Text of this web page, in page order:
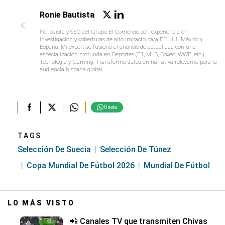
Ronie Bautista
Periodista y SEO del Grupo El Comercio con experiencia en
investigación y coberturas de alto impacto para EE. UU., México y
España. Mi expertise fusiona el análisis de actualidad con una
especialización profunda en Deportes (F1, MLB, Boxeo, WWE, etc.),
Tecnología y Gaming. Transformo datos en narrativa relevante para la
audiencia hispana global.
Únete
TAGS
Selección De Suecia
Selección De Túnez
Copa Mundial De Fútbol 2026
Mundial De Fútbol
LO MÁS VISTO
📲 Canales TV que transmiten Chivas